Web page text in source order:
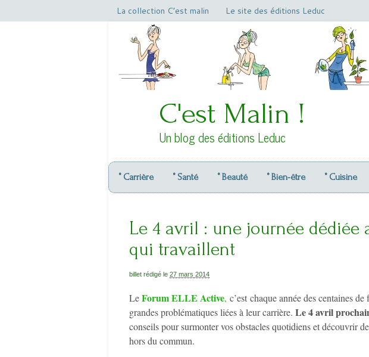
La collection C’est malin Le site des éditions Leduc
C'est Malin !
Un blog des éditions Leduc
° Carrière ° Santé ° Beauté ° Bien-être ° Cuisine
Le 4 avril : une journée dédiée
qui travaillent
billet rédigé le 27 mars 2014
LeForum ELLE Active, c’est chaque année des centaines
grandes problématiques liées à leur carrière. Le 4 avril
conseils pour surmonter vos obstacles quotidiens et découvrir
hors du commun.